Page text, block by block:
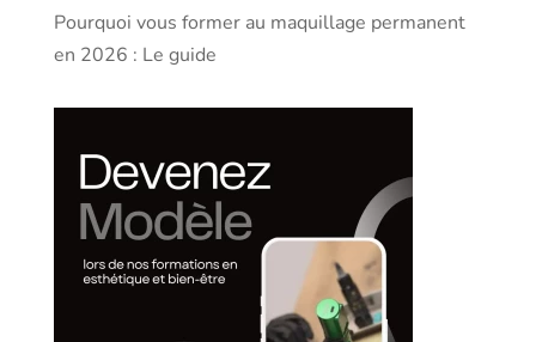
Pourquoi vous former au maquillage permanent
en 2026 : Le guide